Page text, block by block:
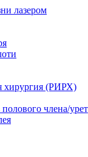
лазером
хирургия (РИРХ)
члена/